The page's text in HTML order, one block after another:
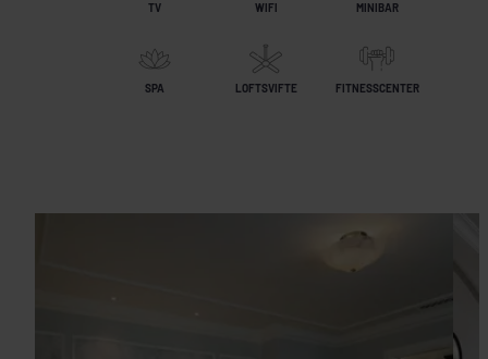
TV WIFI MINIBAR
SPA LOFTSVIFTE FITNESSCENTER